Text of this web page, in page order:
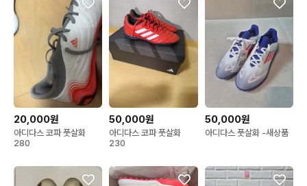
20,000원
아디다스 코파 풋살화
280
50,000원
아디다스 코파 풋살화
230
50,000원
아디다스 풋살화 -새상품